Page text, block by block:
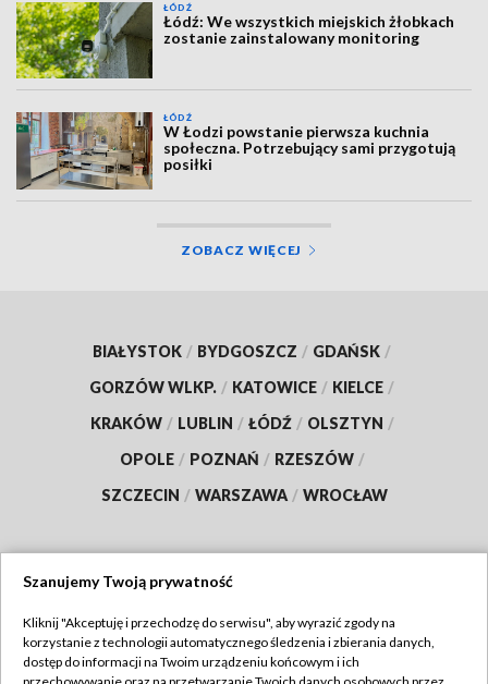
ŁÓDŹ
Łódź: We wszystkich miejskich żłobkach
zostanie zainstalowany monitoring
ŁÓDŹ
W Łodzi powstanie pierwsza kuchnia
społeczna. Potrzebujący sami przygotują
posiłki
ZOBACZ WIĘCEJ
BIAŁYSTOK / BYDGOSZCZ / GDAŃSK /
GORZÓW WLKP. / KATOWICE / KIELCE /
KRAKÓW / LUBLIN / ŁÓDŹ / OLSZTYN /
OPOLE / POZNAŃ / RZESZÓW /
SZCZECIN / WARSZAWA / WROCŁAW
TVP
Szanujemy Twoją prywatność
Kliknij "Akceptuję i przechodzę do serwisu", aby wyrazić zgody na
korzystanie z technologii automatycznego śledzenia i zbierania danych,
dostęp do informacji na Twoim urządzeniu końcowym i ich